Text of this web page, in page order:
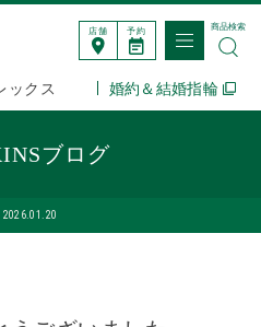
店舗 予約
ックス 婚約＆結婚指輪
商品検索
ブログ
2026.01.20